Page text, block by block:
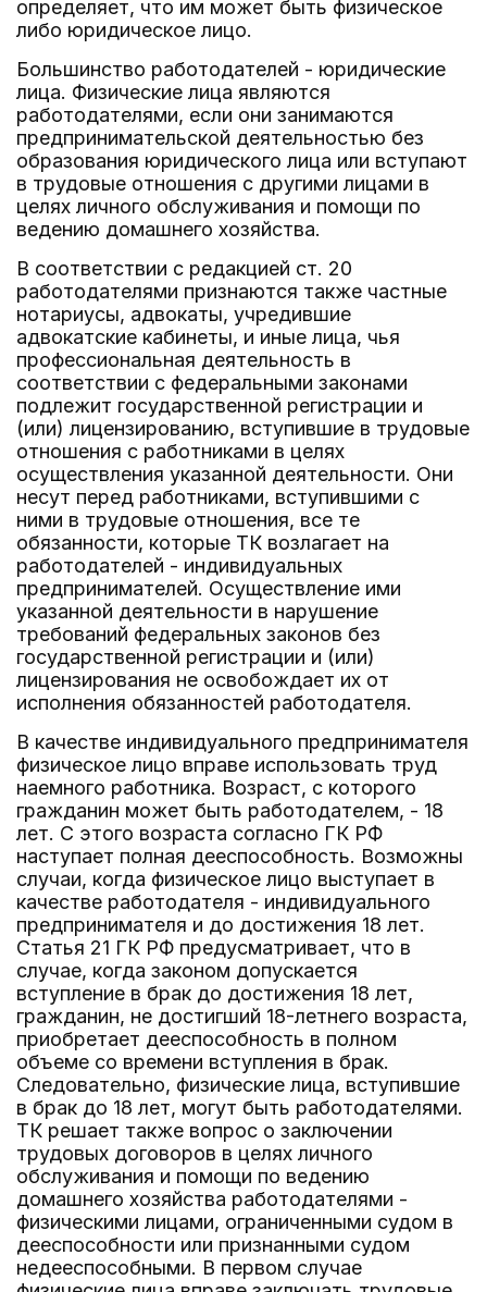
определяет, что им может быть физическое
либо юридическое лицо.
Большинство работодателей - юридические
лица. Физические лица являются
работодателями, если они занимаются
предпринимательской деятельностью без
образования юридического лица или вступают
в трудовые отношения с другими лицами в
целях личного обслуживания и помощи по
ведению домашнего хозяйства.
В соответствии с редакцией ст. 20
работодателями признаются также частные
нотариусы, адвокаты, учредившие
адвокатские кабинеты, и иные лица, чья
профессиональная деятельность в
соответствии с федеральными законами
подлежит государственной регистрации и
(или) лицензированию, вступившие в трудовые
отношения с работниками в целях
осуществления указанной деятельности. Они
несут перед работниками, вступившими с
ними в трудовые отношения, все те
обязанности, которые ТК возлагает на
работодателей - индивидуальных
предпринимателей. Осуществление ими
указанной деятельности в нарушение
требований федеральных законов без
государственной регистрации и (или)
лицензирования не освобождает их от
исполнения обязанностей работодателя.
В качестве индивидуального предпринимателя
физическое лицо вправе использовать труд
наемного работника. Возраст, с которого
гражданин может быть работодателем, - 18
лет. С этого возраста согласно ГК РФ
наступает полная дееспособность. Возможны
случаи, когда физическое лицо выступает в
качестве работодателя - индивидуального
предпринимателя и до достижения 18 лет.
Статья 21 ГК РФ предусматривает, что в
случае, когда законом допускается
вступление в брак до достижения 18 лет,
гражданин, не достигший 18-летнего возраста,
приобретает дееспособность в полном
объеме со времени вступления в брак.
Следовательно, физические лица, вступившие
в брак до 18 лет, могут быть работодателями.
ТК решает также вопрос о заключении
трудовых договоров в целях личного
обслуживания и помощи по ведению
домашнего хозяйства работодателями -
физическими лицами, ограниченными судом в
дееспособности или признанными судом
недееспособными. В первом случае